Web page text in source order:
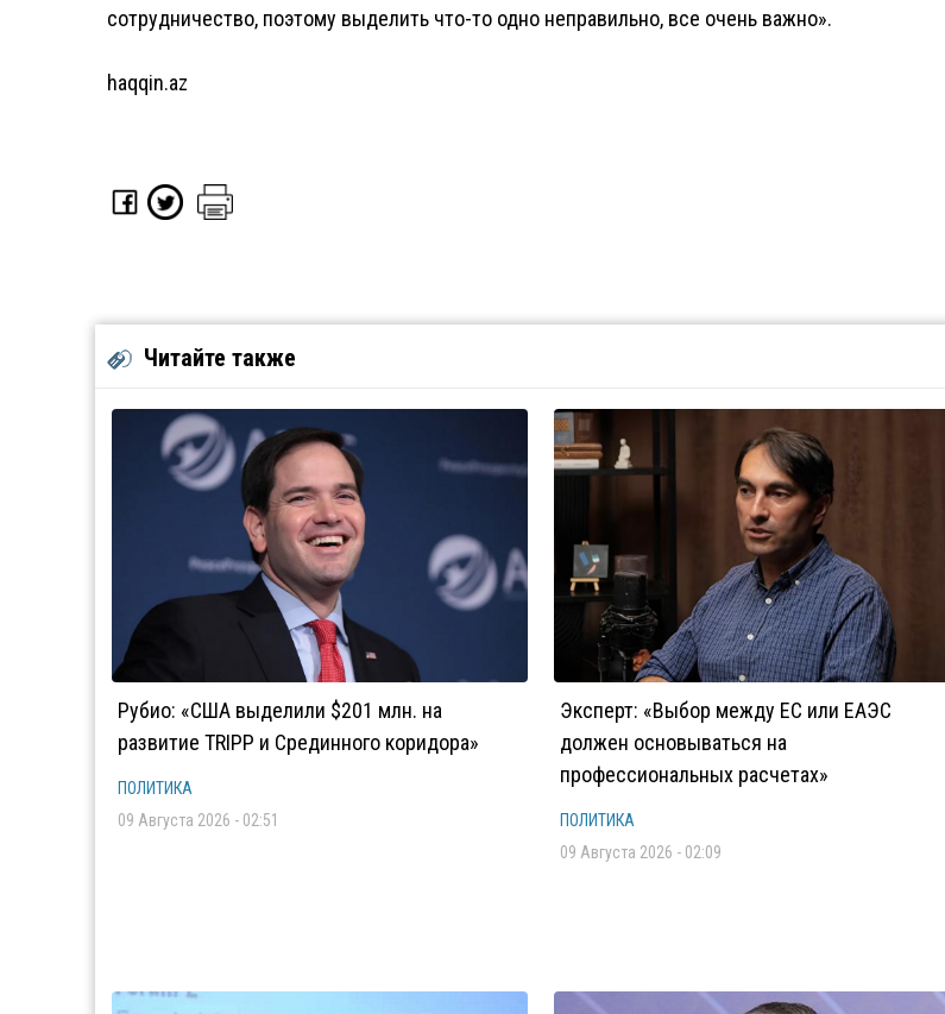
сотрудничество, поэтому выделить что-то одно неправильно, все очень важно».
haqqin.az
Читайте также
Рубио: «США выделили $201 млн. на
развитие TRIPP и Срединного коридора»
ПОЛИТИКА
09 Августа 2026 - 02:51
Эксперт: «Выбор между ЕС или ЕАЭС
должен основываться на
профессиональных расчетах»
ПОЛИТИКА
09 Августа 2026 - 02:09